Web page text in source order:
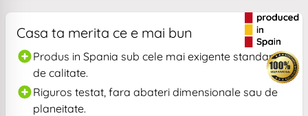
Casa ta merita ce e mai bun
Produs in Spania sub cele mai exigente standarde
de calitate.
Riguros testat, fara abateri dimensionale sau de
planeitate.